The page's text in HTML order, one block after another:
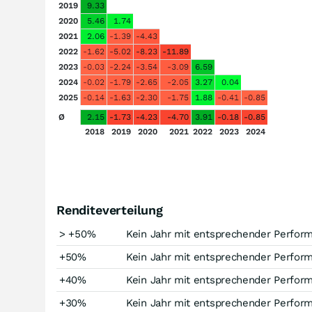
2019
9.33
2020
5.46
1.74
2021
2.06 -1.39 -4.43
2022 -1.62 -5.02 -8.23 -11.89
2023 -0.03 -2.24 -3.54 -3.09
6.59
2024 -0.02 -1.79 -2.65 -2.05 3.27
0.04
2025 -0.14 -1.63 -2.30 -1.75 1.88 -0.41 -0.85
Ø
2.15 -1.73 -4.23 -4.70 3.91 -0.18 -0.85
2018
2019 2020 2021 2022 2023 2024
Renditeverteilung
> +50%
Kein Jahr mit entsprechender
+50%
Kein Jahr mit entsprechender
+40%
Kein Jahr mit entsprechender
+30%
Kein Jahr mit entsprechender